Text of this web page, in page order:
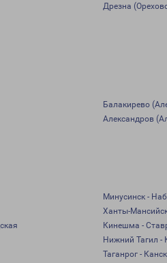
Дрезна
Балакирево
Александров
Минусинск -
Ханты-
Кинешма -
Нижний Тагил -
Таганрог - Канск